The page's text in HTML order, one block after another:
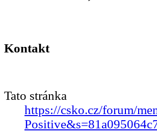
Kontakt
Tato stránka
https://csko.cz/forum/